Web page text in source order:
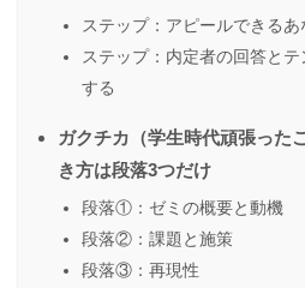
ステップ：アピールできる
ステップ：内定者の回答と
する
ガクチカ（学生時代頑張った
き方は段落3つだけ
段落①：ゼミの概要と動機
段落②：課題と施策
段落③：再現性